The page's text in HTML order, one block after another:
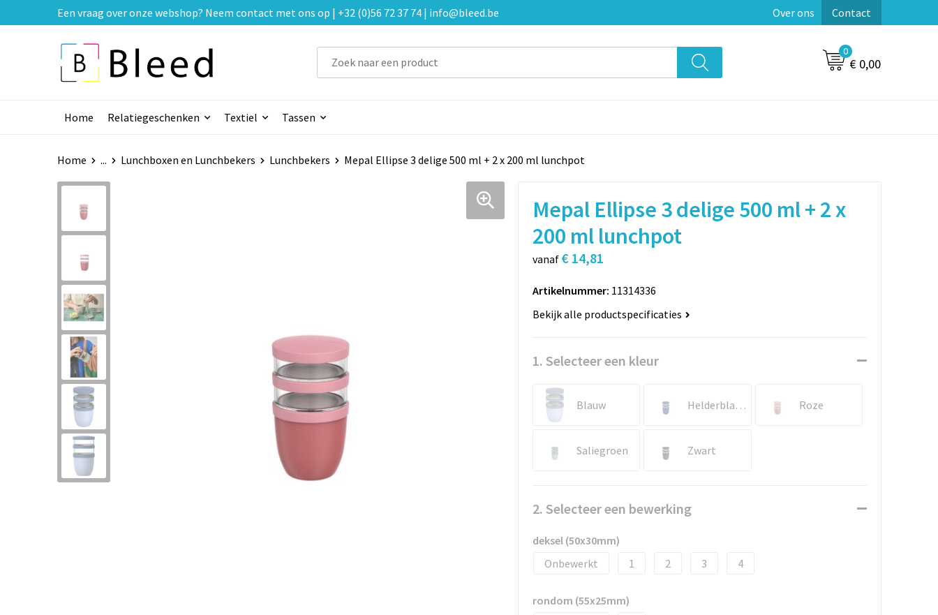
Een vraag over onze webshop? Neem contact met ons op | +32 (0)56 72 37 74 | info@bleed.be Over ons Contact
0
€ 0,00
Home Relatiegeschenken Textiel Tassen
Home ... Lunchboxen en Lunchbekers Lunchbekers Mepal Ellipse 3 delige 500 ml + 2 x 200 ml lunchpot
Mepal Ellipse 3 delige 500 ml + 2 x
200 ml lunchpot
vanaf € 14,81
Artikelnummer: 11314336
Bekijk alle productspecificaties
1. Selecteer een kleur
Blauw Helderblauw Roze
Saliegroen Zwart
2. Selecteer een bewerking
deksel (50x30mm)
Onbewerkt
1 2 3 4
rondom (55x25mm)